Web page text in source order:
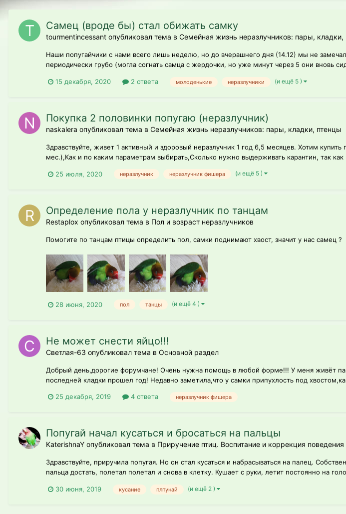
Самец (вроде бы) стал обижать самку
tourmentincessant опубликовал тема в Семейная жизнь неразлучников: пары, кладки,
Наши попугайчики с нами всего лишь неделю, но до вчерашнего дня (14.12) мы не
периодически грубо (могла согнать самца с жердочки, но уже минут через 5 они вновь
15 декабря, 2020 2 ответа молоденькие неразлучники (и ещё 5 )
Покупка 2 половинки попугаю (неразлучник)
naskalera опубликовал тема в Семейная жизнь неразлучников: пары, кладки, птенцы
Здравствуйте, живет 1 активный и здоровый неразлучник 1 год 6,5 месяцев. Хотим
мес.),Как и по каким параметрам выбирать,Сколько нужно выдерживать карантин, так
25 июля, 2020 неразлучник неразлучник фишера (и ещё 5 )
Определение пола у неразлучник по танцам
Restaplox опубликовал тема в Пол и возраст неразлучников
Помогите по танцам птицы определить пол, самки поднимают хвост, значит у нас самец ?
28 июня, 2020 пол танцы (и ещё 4 )
Не может снести яйцо!!!
Светлая-63 опубликовал тема в Основной раздел
Добрый день,дорогие форумчане! Очень нужна помощь в любой форме!!! У меня живёт
последней кладки прошел год! Недавно заметила,что у самки припухлость под
25 декабря, 2019 4 ответа неразлучник фишера
Попугай начал кусаться и бросаться на пальцы
KaterishnaY опубликовал тема в Приручение птиц. Воспитание и коррекция поведения
Здравствуйте, приручила попугая. Но он стал кусаться и набрасываться на палец.
пальца достать, полетал полетал и снова в клетку. Кушает с руки, летит постоянно на
30 июня, 2019 кусание плпунай (и ещё 2 )